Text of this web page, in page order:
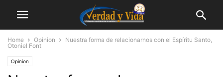
Home Opinion
Nuestra forma de relacionarnos con el Espíritu Santo,
Otoniel Font
Opinion